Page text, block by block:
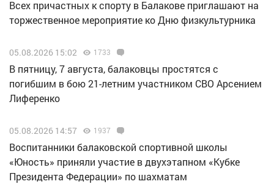
Всех причастных к спорту в Балакове приглашают на
торжественное мероприятие ко Дню физкультурника
05.08.2026 15:02 1733
В пятницу, 7 августа, балаковцы простятся с
погибшим в бою 21-летним участником СВО Арсением
Лиференко
05.08.2026 14:57 1937
Воспитанники балаковской спортивной школы
«Юность» приняли участие в двухэтапном «Кубке
Президента Федерации» по шахматам